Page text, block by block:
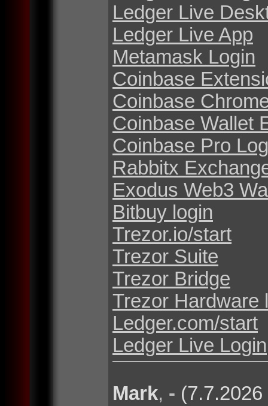
Ledger Live
Ledger Live App
Metamask Login
Coinbase
Coinbase
Coinbase Wallet
Coinbase Pro
Rabbitx
Exodus Web3
Bitbuy login
Trezor.io/start
Trezor Suite
Trezor Bridge
Trezor Hardware
Ledger.com/start
Ledger Live Login
Mark, -